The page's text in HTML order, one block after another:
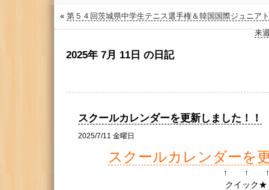
« 第５４回茨城県中学生テニス選手権＆韓国国際ジュニア
来
2025年 7月 11日 の日記
スクールカレンダーを更新しました！！
2025/7/11 金曜日
スクールカレンダーを
↑ ↑ ↑
クイック★